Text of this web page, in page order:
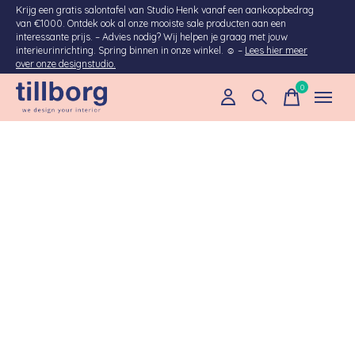
Krijg een gratis salontafel van Studio Henk vanaf een aankoopbedrag
van €1000. Ontdek ook al onze mooiste sale producten aan een
interessante prijs. – Advies nodig? Wij helpen je graag met jouw
interieurinrichting. Spring binnen in onze winkel. ☺ – Lees hier meer
over onze designstudio.
0items